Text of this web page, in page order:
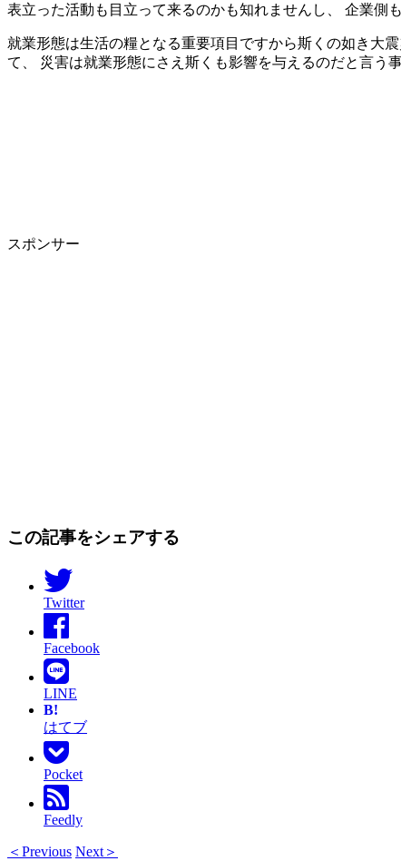
表立った活動も目立って来るのかも知れませんし、 企業側
就業形態は生活の糧となる重要項目ですから斯くの如き大
て、 災害は就業形態にさえ斯くも影響を与えるのだと言う
スポンサー
この記事をシェアする
Twitter
Facebook
LINE
B!
はてブ
Pocket
Feedly
＜Previous Next＞